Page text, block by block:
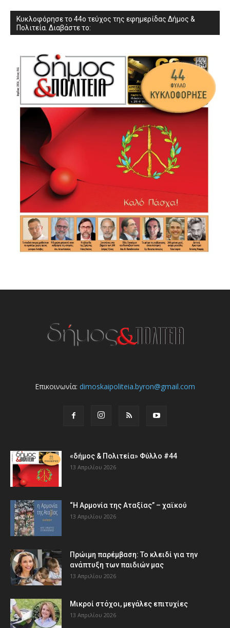
Κυκλοφόρησε το 44ο τεύχος της εφημερίδας Δήμος &
Πολιτεία. Διαβάστε το:
Επικοινωνία: dimoskaipoliteia.byron@gmail.com
«δήμος & Πολιτεία» Φύλλο #44
13 Απριλίου 2026
“Η Αρμονία της Αταξίας” – χαϊκού
13 Απριλίου 2026
Πρώιμη παρέμβαση: Το κλειδί για την
ανάπτυξη των παιδιών µας
13 Απριλίου 2026
Μικροί στόχοι, μεγάλες επιτυχίες
13 Απριλίου 2026